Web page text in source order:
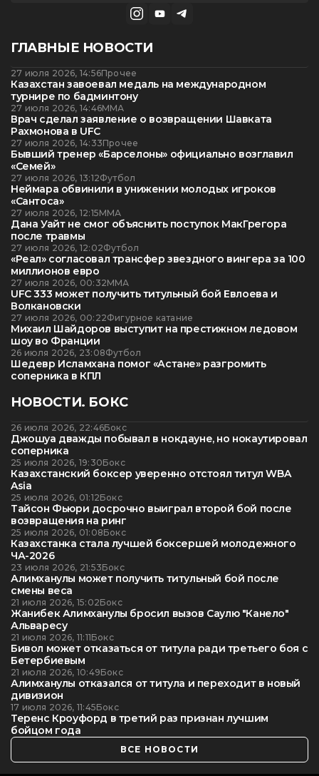
ГЛАВНЫЕ НОВОСТИ
27 июля 2026, 14:56Прочее
Казахстан завоевал медаль на международном
турнире по бадминтону
27 июля 2026, 14:46ММА
Врач сделал заявление о возвращении Шавката
Рахмонова в UFC
27 июля 2026, 14:33Прочее
Бывший тренер «Барселоны» официально возглавил
«Семей»
27 июля 2026, 13:12Футбол
Неймара обвинили в унижении молодых игроков
«Сантоса»
27 июля 2026, 12:15ММА
Дана Уайт не смог объяснить поступок МакГрегора
после травмы
27 июля 2026, 12:02Футбол
«Реал» согласовал трансфер звездного вингера за 100
миллионов евро
27 июля 2026, 00:32ММА
UFC 333 может получить титульный бой Евлоева и
Волкановски
27 июля 2026, 00:22Фигурное катание
Михаил Шайдоров выступит на престижном ледовом
шоу во Франции
26 июля 2026, 23:08Футбол
Шедевр Исламхана помог «Астане» разгромить
соперника в КПЛ
НОВОСТИ. БОКС
26 июля 2026, 22:46Бокс
Джошуа дважды побывал в нокдауне, но нокаутировал
соперника
25 июля 2026, 19:30Бокс
Казахстанский боксер уверенно отстоял титул WBA
Asia
25 июля 2026, 01:12Бокс
Тайсон Фьюри досрочно выиграл второй бой после
возвращения на ринг
25 июля 2026, 01:08Бокс
Казахстанка стала лучшей боксершей молодежного
ЧА-2026
23 июля 2026, 21:53Бокс
Алимханулы может получить титульный бой после
смены веса
21 июля 2026, 15:02Бокс
Жанибек Алимханулы бросил вызов Саулю "Канело"
Альваресу
21 июля 2026, 11:11Бокс
Бивол может отказаться от титула ради третьего боя с
Бетербиевым
21 июля 2026, 10:49Бокс
Алимханулы отказался от титула и переходит в новый
дивизион
17 июля 2026, 11:45Бокс
Теренс Кроуфорд в третий раз признан лучшим
бойцом года
ВСЕ НОВОСТИ